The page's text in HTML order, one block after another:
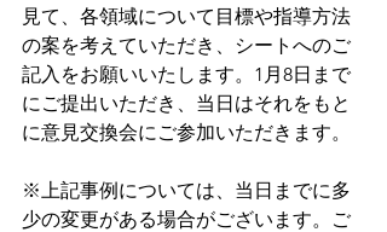
見て、各領域について目標や指導方法
の案を考えていただき、シートへのご
記入をお願いいたします。1月8日まで
にご提出いただき、当日はそれをもと
に意見交換会にご参加いただきます。
※上記事例については、当日までに多
少の変更がある場合がございます。ご